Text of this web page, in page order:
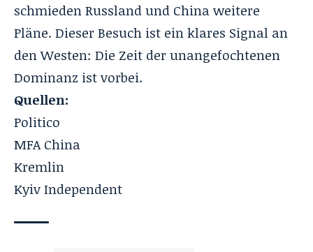
schmieden Russland und China weitere
Pläne. Dieser Besuch ist ein klares Signal an
den Westen: Die Zeit der unangefochtenen
Dominanz ist vorbei.
Quellen:
Politico
MFA China
Kremlin
Kyiv Independent